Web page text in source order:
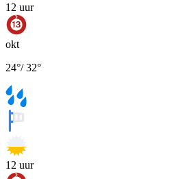
12 uur
okt
24°/32°
12 uur